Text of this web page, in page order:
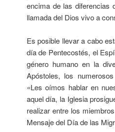
encima de las diferencias
llamada del Dios vivo a
Es posible llevar a cabo
día de Pentecostés, el
género humano en la
Apóstoles, los
«Les oímos hablar en
aquel día, la Iglesia
realizar entre los
Mensaje del Día de las